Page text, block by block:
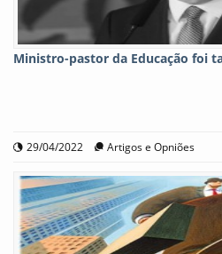
Ministro-pastor da Educação foi
29/04/2022 Artigos e Opniões